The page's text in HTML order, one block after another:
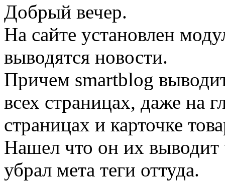
Добрый вечер.
На сайте установлен
выводятся новости.
Причем smartblog
всех страницах, даже на
страницах и карточке
Нашел что он их выводит
убрал мета теги оттуда.